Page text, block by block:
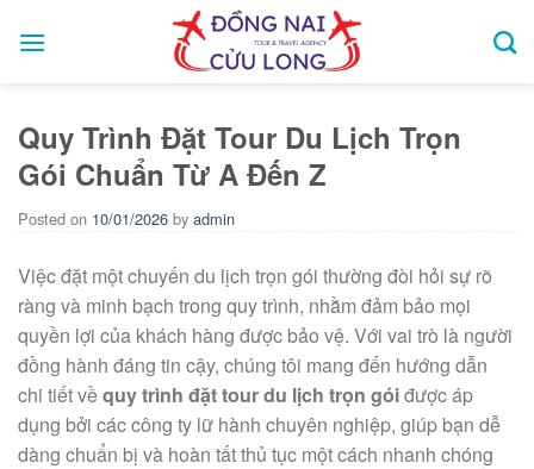
Quy Trình Đặt Tour Du Lịch Trọn
Gói Chuẩn Từ A Đến Z
Posted on 10/01/2026 by admin
Việc đặt một chuyến du lịch trọn gói thường đòi hỏi sự rõ
ràng và minh bạch trong quy trình, nhằm đảm bảo mọi
quyền lợi của khách hàng được bảo vệ. Với vai trò là người
đồng hành đáng tin cậy, chúng tôi mang đến hướng dẫn
chi tiết vềquy trình đặt tour du lịch trọn góiđược áp
dụng bởi các công ty lữ hành chuyên nghiệp, giúp bạn dễ
dàng chuẩn bị và hoàn tất thủ tục một cách nhanh chóng